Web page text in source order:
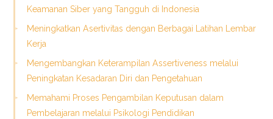
Keamanan Siber yang Tangguh di Indonesia
Meningkatkan Asertivitas dengan Berbagai Latihan Lembar
Kerja
Mengembangkan Keterampilan Assertiveness melalui
Peningkatan Kesadaran Diri dan Pengetahuan
Memahami Proses Pengambilan Keputusan dalam
Pembelajaran melalui Psikologi Pendidikan